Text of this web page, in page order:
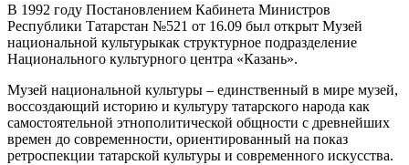
В 1992 году Постановлением Кабинета Министров
Республики Татарстан №521 от 16.09 был открыт Музей
национальной культурыкак структурное подразделение
Национального культурного центра «Казань».
Музей национальной культуры – единственный в мире музей,
воссоздающий историю и культуру татарского народа как
самостоятельной этнополитической общности с древнейших
времен до современности, ориентированный на показ
ретроспекции татарской культуры и современного искусства.